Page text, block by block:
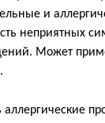
и
неприятных
Может
аллергические